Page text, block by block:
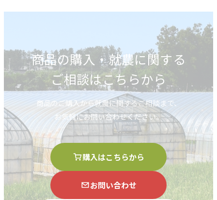
商品の購入・就農に関する
ご相談はこちらから
商品のご購入から就農に関するご相談まで、
お気軽にお問い合わせください。
購入はこちらから
お問い合わせ